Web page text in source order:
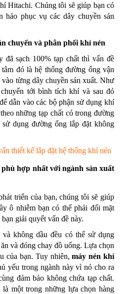
Hitachi. Chúng tôi sẽ giúp bạn có
hảo phục vụ các dây chuyền sản
chuyển và phân phối khí nén
sạch 100% tạp chất thì vấn đề
đó là hệ thống đường ống vận
từng dây chuyền sản xuất. Như
tới bình tích khí và sau đó
dẫn vào các bộ phận sử dụng khí
những tạp chất có trong đường
dụng đường ống lắp đặt không
thiết kế lắp đặt hệ thống khí nén
hợp nhất với ngành sản xuất
triển của bạn, chúng tôi sẽ giúp
ô nhiễm bạn có thể phải đối mặt
giải quyết vấn đề này.
không dầu đều có thể sử dụng
và đóng chay đồ uống. Lựa chọn
của bạn. Tuy nhiên,máy nén khí
yếu trong ngành này vì nó cho ra
đảm bảo không chứa tạp chất.
một trong những lựa chọn hàng